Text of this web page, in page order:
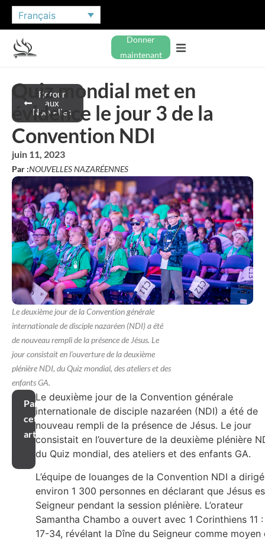
Français
Donner
maintenant
Retour
aux
Nouvelles
Quiz mondial met en
évidence le jour 3 de la
Convention NDI
juin 11, 2023
Par :NOUVELLES NAZARÉENNES
Le deuxième jour de la Convention générale
internationale de disciple nazaréen (NDI) a été
de nouveau rempli de la présence de Jésus. Le
jour consistait en l'ouverture de la deuxième
plénière NDI, du Quiz mondial, des ateliers et des
enfants GA.
Partager
cet
article
Le deuxième jour de la Convention générale
internationale de disciple nazaréen (NDI) a été de
nouveau rempli de la présence de Jésus. Le jour
consistait en l’ouverture de la deuxième plénière
du Quiz mondial, des ateliers et des enfants GA.
L’équipe de louanges de la Convention NDI a dirigé
environ 1 300 personnes en déclarant que Jésus
Seigneur pendant la session plénière. L’orateur
Samantha Chambo a ouvert avec 1 Corinthiens 11 :
17-34, révélant la Dîne du Seigneur comme moyen